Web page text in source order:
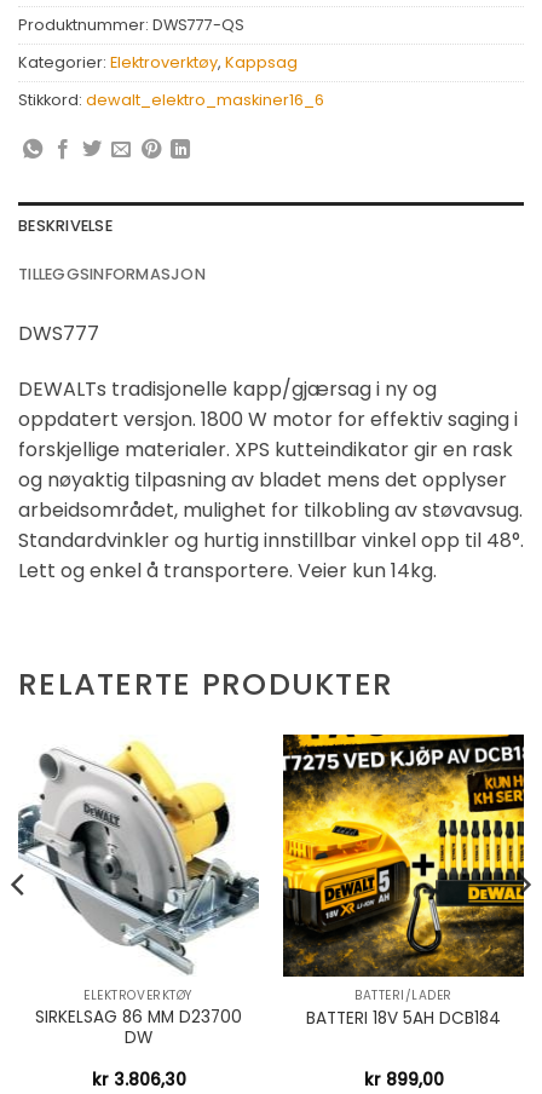
Produktnummer: DWS777-QS
Kategorier: Elektroverktøy, Kappsag
Stikkord: dewalt_elektro_maskiner16_6
BESKRIVELSE
TILLEGGSINFORMASJON
DWS777
DEWALTs tradisjonelle kapp/gjærsag i ny og
oppdatert versjon. 1800 W motor for effektiv saging i
forskjellige materialer. XPS kutteindikator gir en rask
og nøyaktig tilpasning av bladet mens det opplyser
arbeidsområdet, mulighet for tilkobling av støvavsug.
Standardvinkler og hurtig innstillbar vinkel opp til 48°.
Lett og enkel å transportere. Veier kun 14kg.
RELATERTE PRODUKTER
ELEKTROVERKTØY
SIRKELSAG 86 MM D23700
DW
kr3.806,30
BATTERI/LADER
BATTERI 18V 5AH DCB184
kr899,00